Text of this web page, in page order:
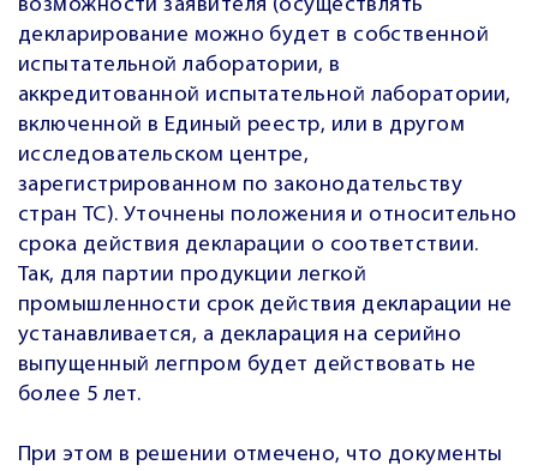
возможности заявителя (осуществлять
декларирование можно будет в собственной
испытательной лаборатории, в
аккредитованной испытательной лаборатории,
включенной в Единый реестр, или в другом
исследовательском центре,
зарегистрированном по законодательству
стран ТС). Уточнены положения и относительно
срока действия декларации о соответствии.
Так, для партии продукции легкой
промышленности срок действия декларации не
устанавливается, а декларация на серийно
выпущенный легпром будет действовать не
более 5 лет.
При этом в решении отмечено, что документы